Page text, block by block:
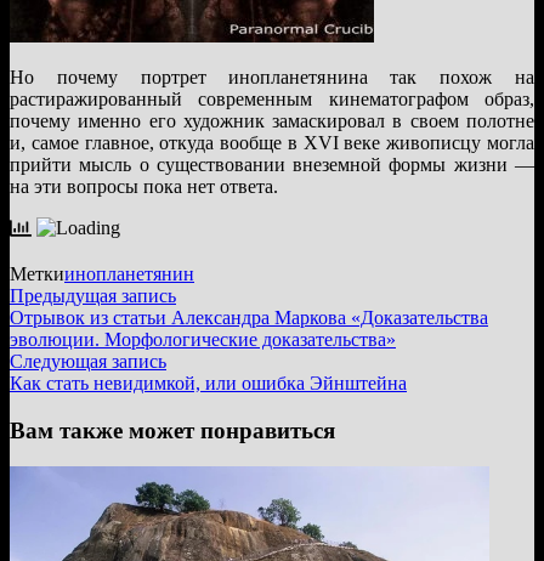
Но почему портрет инопланетянина так похож на
растиражированный современным кинематографом образ,
почему именно его художник замаскировал в своем полотне
и, самое главное, откуда вообще в XVI веке живописцу могла
прийти мысль о существовании внеземной формы жизни —
на эти вопросы пока нет ответа.
Меткиинопланетянин
Навигация
по
записям
Предыдущая записьПредыдущая
запись:
Отрывок из статьи Александра Маркова «Доказательства
эволюции. Морфологические доказательства»
Следующая записьСледующая
запись:
Как стать невидимкой, или ошибка Эйнштейна
Вам также может понравиться